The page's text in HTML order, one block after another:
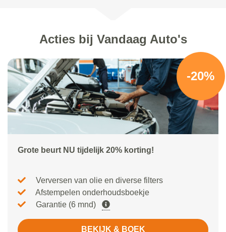
Acties bij Vandaag Auto's
-20%
Grote beurt NU tijdelijk 20% korting!
Verversen van olie en diverse filters
Afstempelen onderhoudsboekje
Garantie (6 mnd)
BEKIJK & BOEK